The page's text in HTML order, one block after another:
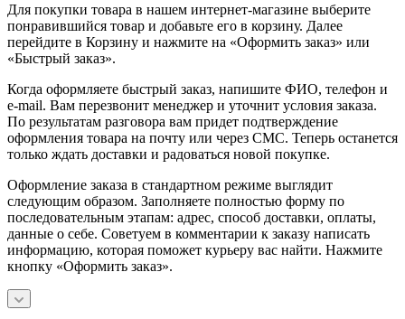
Для покупки товара в нашем интернет-магазине выберите
понравившийся товар и добавьте его в корзину. Далее
перейдите в Корзину и нажмите на «Оформить заказ» или
«Быстрый заказ».
Когда оформляете быстрый заказ, напишите ФИО, телефон и
e-mail. Вам перезвонит менеджер и уточнит условия заказа.
По результатам разговора вам придет подтверждение
оформления товара на почту или через СМС. Теперь останется
только ждать доставки и радоваться новой покупке.
Оформление заказа в стандартном режиме выглядит
следующим образом. Заполняете полностью форму по
последовательным этапам: адрес, способ доставки, оплаты,
данные о себе. Советуем в комментарии к заказу написать
информацию, которая поможет курьеру вас найти. Нажмите
кнопку «Оформить заказ».